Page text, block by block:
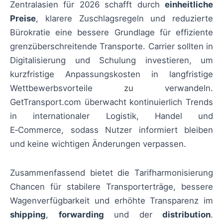
Zentralasien für 2026 schafft durch einheitliche
Preise, klarere Zuschlagsregeln und reduzierte
Bürokratie eine bessere Grundlage für effiziente
grenzüberschreitende Transporte. Carrier sollten in
Digitalisierung und Schulung investieren, um
kurzfristige Anpassungskosten in langfristige
Wettbewerbsvorteile zu verwandeln.
GetTransport.com überwacht kontinuierlich Trends
in internationaler Logistik, Handel und
E‑Commerce, sodass Nutzer informiert bleiben
und keine wichtigen Änderungen verpassen.
Zusammenfassend bietet die Tarifharmonisierung
Chancen für stabilere Transporterträge, bessere
Wagenverfügbarkeit und erhöhte Transparenz im
shipping, forwarding und der distribution.